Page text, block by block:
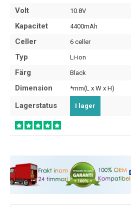
Volt 10.8V
Kapacitet 4400mAh
Celler 6 celler
Typ Li-ion
Färg Black
Dimension *mm(L x W x H)
Lagerstatus I lager